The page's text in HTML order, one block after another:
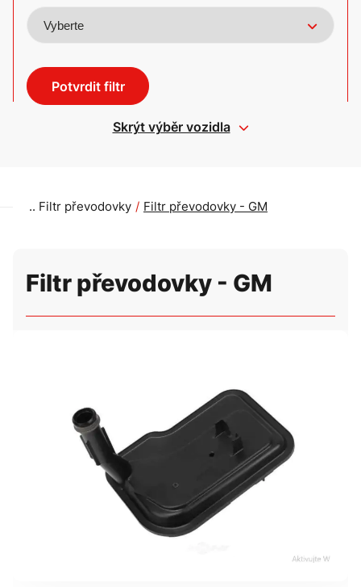
Potvrdit filtr
Skrýt výběr vozidla
Filtr převodovky Filtr převodovky - GM
Filtr převodovky - GM